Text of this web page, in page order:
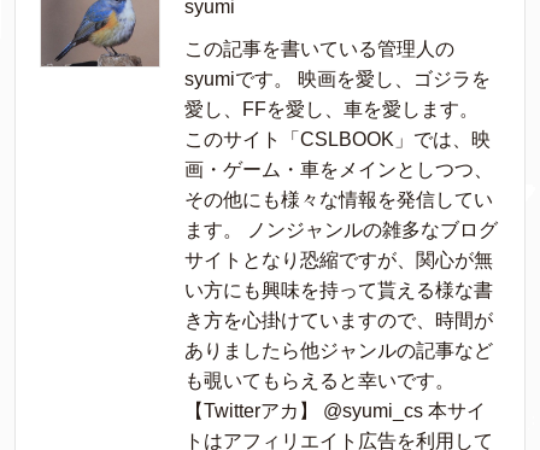
syumi
この記事を書いている管理人の
syumiです。 映画を愛し、ゴジラを
愛し、FFを愛し、車を愛します。
このサイト「CSLBOOK」では、映
画・ゲーム・車をメインとしつつ、
その他にも様々な情報を発信してい
ます。 ノンジャンルの雑多なブログ
サイトとなり恐縮ですが、関心が無
い方にも興味を持って貰える様な書
き方を心掛けていますので、時間が
ありましたら他ジャンルの記事など
も覗いてもらえると幸いです。
【Twitterアカ】 @syumi_cs 本サイ
トはアフィリエイト広告を利用して